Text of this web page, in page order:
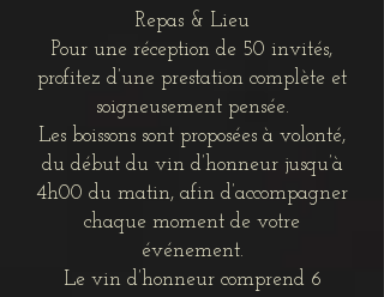
Repas & Lieu
Pour une réception de 50 invités,
profitez d’une prestation complète et
soigneusement pensée.
Les boissons sont proposées à volonté,
du début du vin d’honneur jusqu’à
4h00 du matin, afin d’accompagner
chaque moment de votre
événement.
Le vin d’honneur comprend 6